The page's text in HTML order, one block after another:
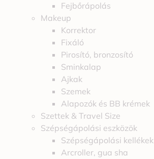
Fejbőrápolás
Makeup
Korrektor
Fixáló
Pirosító, bronzosító
Sminkalap
Ajkak
Szemek
Alapozók és BB krémek
Szettek & Travel Size
Szépségápolási eszközök
Szépségápolási kellékek
Arcroller, gua sha